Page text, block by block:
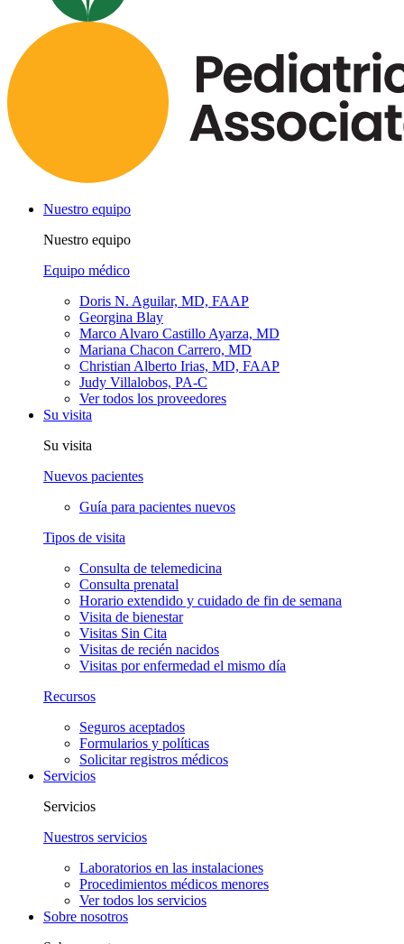
Nuestro equipo
Nuestro equipo
Equipo médico
Doris N. Aguilar, MD, FAAP
Georgina Blay
Marco Alvaro Castillo Ayarza, MD
Mariana Chacon Carrero, MD
Christian Alberto Irias, MD, FAAP
Judy Villalobos, PA-C
Ver todos los proveedores
Su visita
Su visita
Nuevos pacientes
Guía para pacientes nuevos
Tipos de visita
Consulta de telemedicina
Consulta prenatal
Horario extendido y cuidado de fin de semana
Visita de bienestar
Visitas Sin Cita
Visitas de recién nacidos
Visitas por enfermedad el mismo día
Recursos
Seguros aceptados
Formularios y políticas
Solicitar registros médicos
Servicios
Servicios
Nuestros servicios
Laboratorios en las instalaciones
Procedimientos médicos menores
Ver todos los servicios
Sobre nosotros